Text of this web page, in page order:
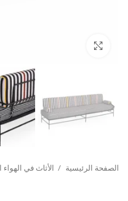
الصفحة الرئيسية الأثاث في